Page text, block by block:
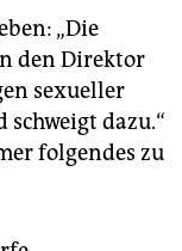
„Die
den Direktor
sexueller
dazu.“
folgendes zu